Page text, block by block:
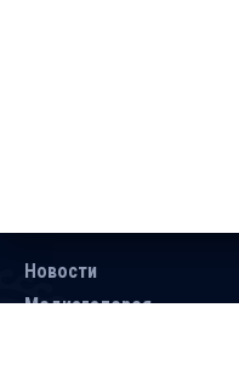
Новости
Медиагалерея